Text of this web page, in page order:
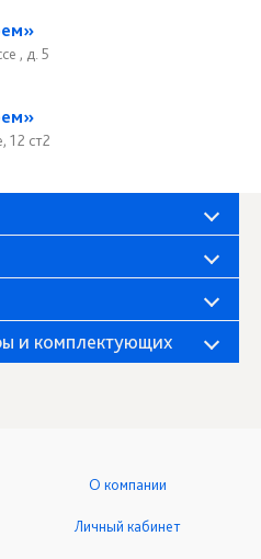
, д. 5
12 ст2
и комплектующих
О компании
Личный кабинет